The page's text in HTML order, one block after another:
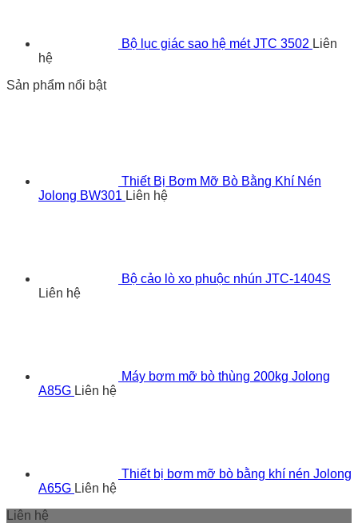
Bộ lục giác sao hệ mét JTC 3502 Liên
hệ
Sản phẩm nổi bật
Thiết Bị Bơm Mỡ Bò Bằng Khí Nén
Jolong BW301 Liên hệ
Bộ cảo lò xo phuộc nhún JTC-1404S
Liên hệ
Máy bơm mỡ bò thùng 200kg Jolong
A85G Liên hệ
Thiết bị bơm mỡ bò bằng khí nén Jolong
A65G Liên hệ
Liên hệ